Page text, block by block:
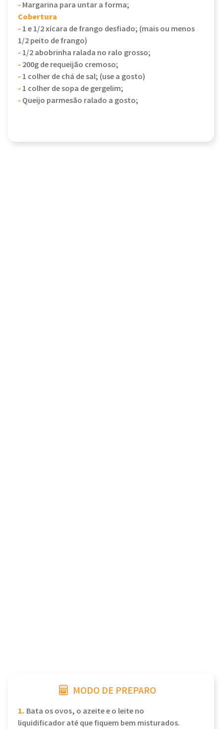
- Margarina para untar a forma;
Cobertura
- 1 e 1/2 xícara de frango desfiado; (mais ou menos
1/2 peito de frango)
- 1/2 abobrinha ralada no ralo grosso;
- 200g de requeijão cremoso;
- 1 colher de chá de sal; (use a gosto)
- 1 colher de sopa de gergelim;
- Queijo parmesão ralado a gosto;
MODO DE PREPARO
1. Bata os ovos, o azeite e o leite no
liquidificador até que fiquem bem misturados.